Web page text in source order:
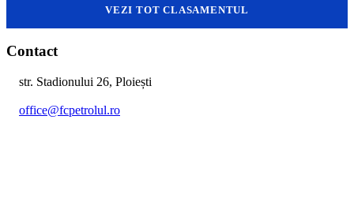
VEZI TOT CLASAMENTUL
Contact
str. Stadionului 26, Ploiești
office@fcpetrolul.ro